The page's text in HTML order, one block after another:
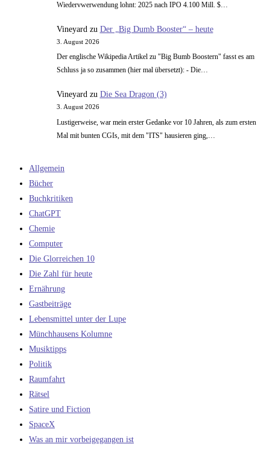
Wiedervwerwendung lohnt: 2025 nach IPO 4.100 Mill. $…
Vineyard zu Der „Big Dumb Booster“ – heute
3. August 2026
Der englische Wikipedia Artikel zu "Big Bumb Boostern" fasst es am
Schluss ja so zusammen (hier mal übersetzt): - Die…
Vineyardzu Die Sea Dragon (3)
3. August 2026
Lustigerweise, war mein erster Gedanke vor 10 Jahren, als zum ersten
Mal mit bunten CGIs, mit dem "ITS" hausieren ging,…
Allgemein
Bücher
Buchkritiken
ChatGPT
Chemie
Computer
Die Glorreichen 10
Die Zahl für heute
Ernährung
Gastbeiträge
Lebensmittel unter der Lupe
Münchhausens Kolumne
Musiktipps
Politik
Raumfahrt
Rätsel
Satire und Fiction
SpaceX
Was an mir vorbeigegangen ist